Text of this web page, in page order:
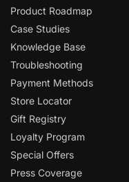
Product Roadmap
Case Studies
Knowledge Base
Troubleshooting
Payment Methods
Store Locator
Gift Registry
Loyalty Program
Special Offers
Press Coverage